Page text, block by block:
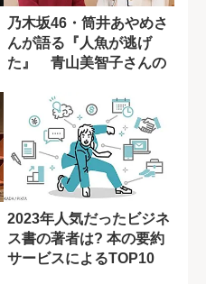
乃木坂46・筒井あやめさ
んが語る『人魚が逃げ
た』 青山美智子さんの
2023年人気だったビジネ
ス書の著者は? 本の要約
サービスによるTOP10